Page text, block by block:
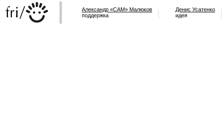
Александр «САМ» Малюков
поддержка
Денис Усатенко
идея